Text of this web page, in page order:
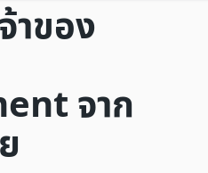
าของ
จาก